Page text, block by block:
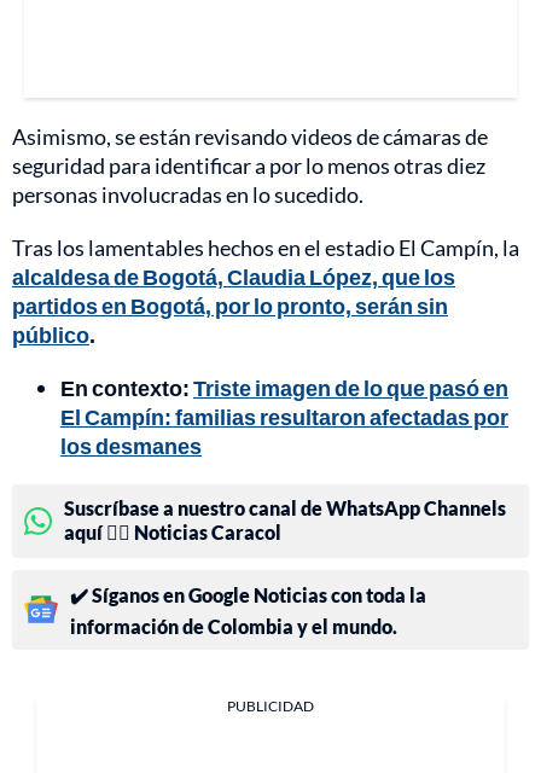
Asimismo, se están revisando videos de cámaras de
seguridad para identificar a por lo menos otras diez
personas involucradas en lo sucedido.
Tras los lamentables hechos en el estadio El Campín, la
alcaldesa de Bogotá, Claudia López, que los
partidos en Bogotá, por lo pronto, serán sin
público.
En contexto:Triste imagen de lo que pasó en
El Campín: familias resultaron afectadas por
los desmanes
Suscríbase a nuestro canal de WhatsApp Channels
aquí 👉🏻 Noticias Caracol
✔️ Síganos en Google Noticias con toda la
información de Colombia y el mundo.
PUBLICIDAD